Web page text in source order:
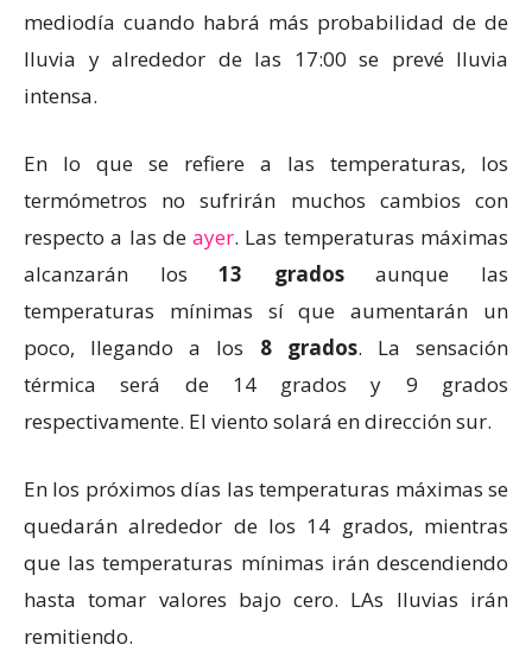
mediodía cuando habrá más probabilidad de de
lluvia y alrededor de las 17:00 se prevé lluvia
intensa.
En lo que se refiere a las temperaturas, los
termómetros no sufrirán muchos cambios con
respecto a las deayer. Las temperaturas máximas
alcanzarán los13 gradosaunque las
temperaturas mínimas sí que aumentarán un
poco, llegando a los 8 grados. La sensación
térmica será de 14 grados y 9 grados
respectivamente. El viento solará en dirección sur.
En los próximos días las temperaturas máximas se
quedarán alrededor de los 14 grados, mientras
que las temperaturas mínimas irán descendiendo
hasta tomar valores bajo cero. LAs lluvias irán
remitiendo.